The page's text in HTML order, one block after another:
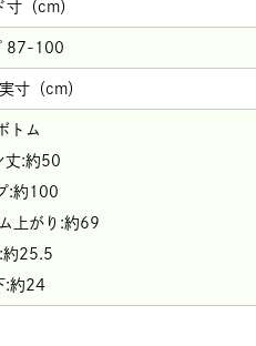
（cm）
87-100
寸（cm）
トム
丈:約50
:約100
上がり:約69
約25.5
:約24